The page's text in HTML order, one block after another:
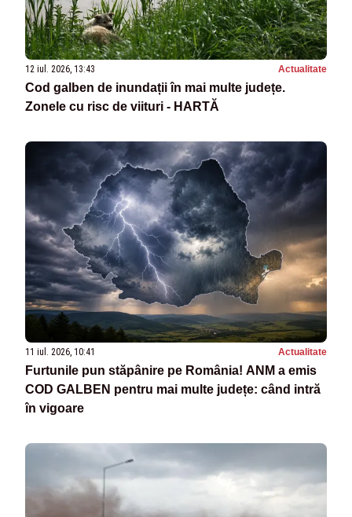
12 iul. 2026, 13:43 Actualitate
Cod galben de inundații în mai multe județe.
Zonele cu risc de viituri - HARTĂ
11 iul. 2026, 10:41 Actualitate
Furtunile pun stăpânire pe România! ANM a emis
COD GALBEN pentru mai multe județe: când intră
în vigoare